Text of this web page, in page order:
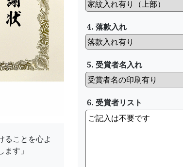
ることを心よ
す」
4. 落款入れ
5. 受賞者名入れ
6. 受賞者リスト